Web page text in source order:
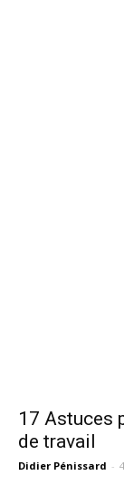
17 Astuces
de travail
Didier Pénissard -